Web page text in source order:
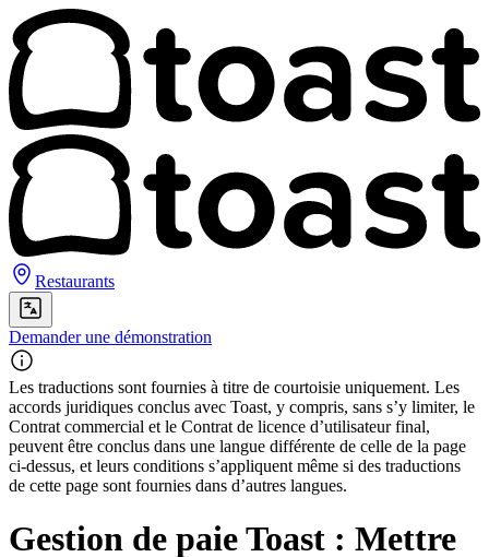
Restaurants
Demander une démonstration
Les traductions sont fournies à titre de courtoisie uniquement. Les
accords juridiques conclus avec Toast, y compris, sans s’y limiter, le
Contrat commercial et le Contrat de licence d’utilisateur final,
peuvent être conclus dans une langue différente de celle de la page
ci-dessus, et leurs conditions s’appliquent même si des traductions
de cette page sont fournies dans d’autres langues.
Gestion de paie Toast : Mettre